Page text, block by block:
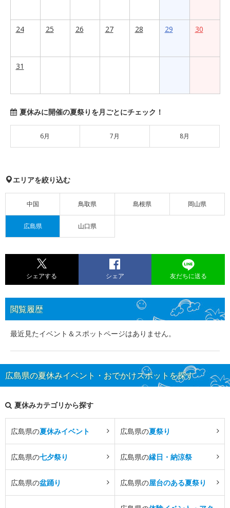
24 25 26 27 28 29 30
31
夏休みに開催の夏祭りを月ごとにチェック！
6月 7月 8月
エリアを絞り込む
中国 鳥取県 島根県 岡山県
広島県 山口県
シェアする シェア 友だちに送る
閲覧履歴
最近見たイベント＆スポットページはありません。
広島県の夏休みイベント・おでかけスポットを探す
夏休みカテゴリから探す
広島県の夏休みイベント 広島県の夏祭り
広島県の七夕祭り 広島県の縁日・納涼祭
広島県の盆踊り 広島県の屋台のある夏祭り